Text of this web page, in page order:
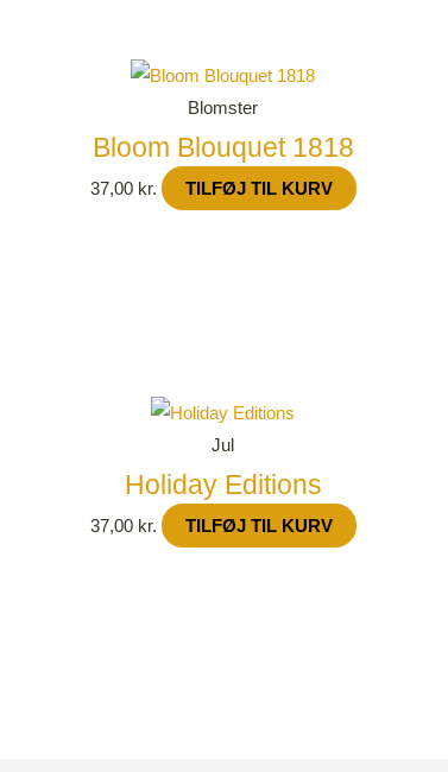
Blomster
Bloom Blouquet 1818
37,00 kr. TILFØJ TIL KURV
Jul
Holiday Editions
37,00 kr. TILFØJ TIL KURV